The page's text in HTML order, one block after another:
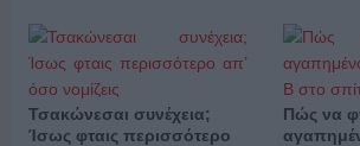
Τσακώνεσαι συνέχεια;
Ίσως φταις περισσότερο
Πώς να